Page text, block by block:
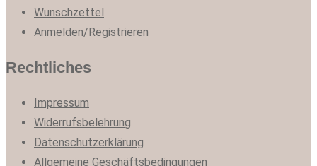
Wunschzettel
Anmelden/Registrieren
Rechtliches
Impressum
Widerrufsbelehrung
Datenschutzerklärung
Allgemeine Geschäftsbedingungen